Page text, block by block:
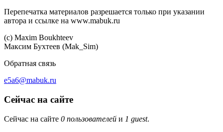
Перепечатка материалов разрешается только при указании
автора и ссылке на www.mabuk.ru
(c) Maхim Boukhteev
Максим Бухтеев (Mak_Sim)
Обратная связь
e5a6@mabuk.ru
Сейчас на сайте
Сейчас на сайте 0 пользователей и 1 guest.